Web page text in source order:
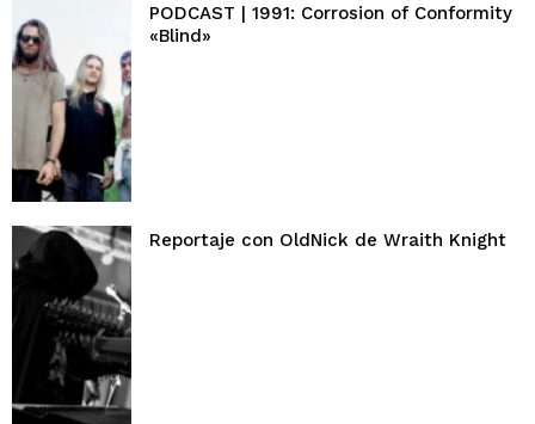
PODCAST | 1991: Corrosion of Conformity
«Blind»
Reportaje con OldNick de Wraith Knight